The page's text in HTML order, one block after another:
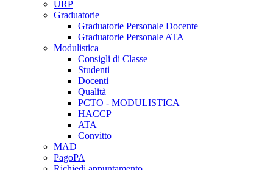
URP
Graduatorie
Graduatorie Personale Docente
Graduatorie Personale ATA
Modulistica
Consigli di Classe
Studenti
Docenti
Qualità
PCTO - MODULISTICA
HACCP
ATA
Convitto
MAD
PagoPA